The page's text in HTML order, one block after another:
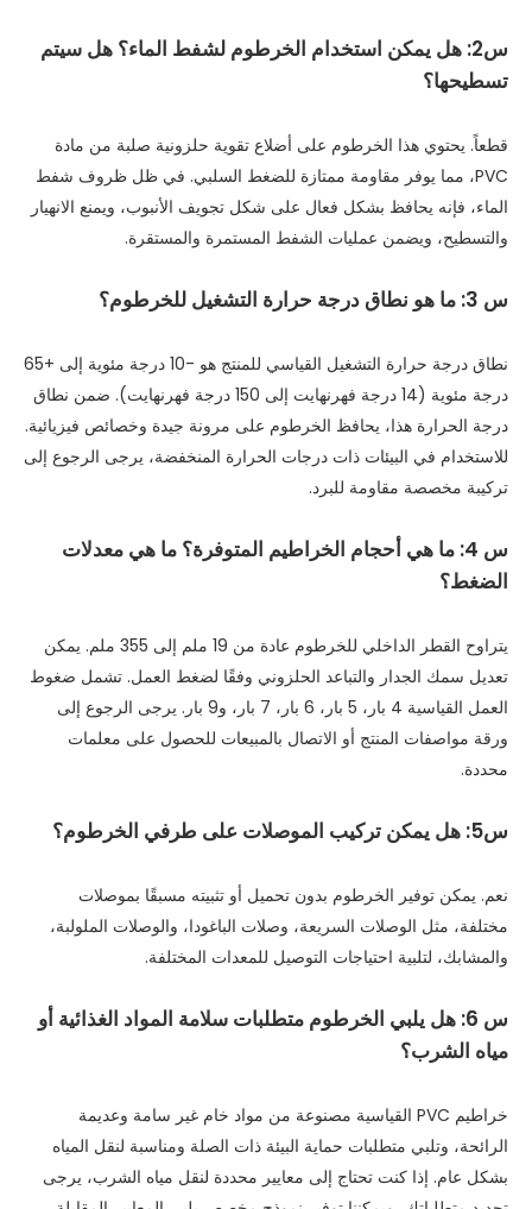
س2: هل يمكن استخدام الخرطوم لشفط الماء؟ هل سيتم
تسطيحها؟
قطعاً. يحتوي هذا الخرطوم على أضلاع تقوية حلزونية صلبة من مادة
PVC، مما يوفر مقاومة ممتازة للضغط السلبي. في ظل ظروف شفط
الماء، فإنه يحافظ بشكل فعال على شكل تجويف الأنبوب، ويمنع الانهيار
والتسطيح، ويضمن عمليات الشفط المستمرة والمستقرة.
س 3: ما هو نطاق درجة حرارة التشغيل للخرطوم؟
نطاق درجة حرارة التشغيل القياسي للمنتج هو -10 درجة مئوية إلى +65
درجة مئوية (14 درجة فهرنهايت إلى 150 درجة فهرنهايت). ضمن نطاق
درجة الحرارة هذا، يحافظ الخرطوم على مرونة جيدة وخصائص فيزيائية.
للاستخدام في البيئات ذات درجات الحرارة المنخفضة، يرجى الرجوع إلى
تركيبة مخصصة مقاومة للبرد.
س 4: ما هي أحجام الخراطيم المتوفرة؟ ما هي معدلات
الضغط؟
يتراوح القطر الداخلي للخرطوم عادة من 19 ملم إلى 355 ملم. يمكن
تعديل سمك الجدار والتباعد الحلزوني وفقًا لضغط العمل. تشمل ضغوط
العمل القياسية 4 بار، 5 بار، 6 بار، 7 بار، و9 بار. يرجى الرجوع إلى
ورقة مواصفات المنتج أو الاتصال بالمبيعات للحصول على معلمات
محددة.
س5: هل يمكن تركيب الموصلات على طرفي الخرطوم؟
نعم. يمكن توفير الخرطوم بدون تحميل أو تثبيته مسبقًا بموصلات
مختلفة، مثل الوصلات السريعة، وصلات الباغودا، والوصلات الملولبة،
والمشابك، لتلبية احتياجات التوصيل للمعدات المختلفة.
س 6: هل يلبي الخرطوم متطلبات سلامة المواد الغذائية أو
مياه الشرب؟
خراطيم PVC القياسية مصنوعة من مواد خام غير سامة وعديمة
الرائحة، وتلبي متطلبات حماية البيئة ذات الصلة ومناسبة لنقل المياه
بشكل عام. إذا كنت تحتاج إلى معايير محددة لنقل مياه الشرب، يرجى